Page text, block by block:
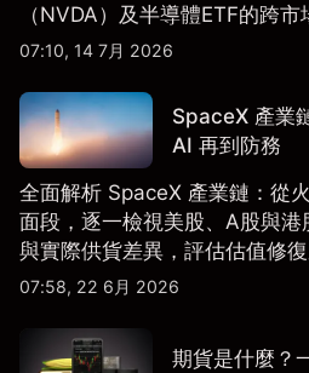
（NVDA）及半導體ETF的跨
配置框架，適合香港及亞洲投資
07:10, 14 7月 2026
SpaceX 產業
AI 再到防務
全面解析 SpaceX 產業鏈：從
面段，逐一檢視美股、A股與
與實際供貨差異，評估估值修
導。
07:58, 22 6月 2026
期貨是什麼？